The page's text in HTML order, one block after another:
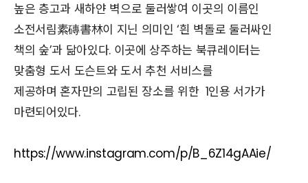
높은 층고과 새하얀 벽으로 둘러쌓여 이곳의 이름인
소전서림素磚書林이 지닌 의미인 ‘흰 벽돌로 둘러싸인
책의 숲’과 닮아있다. 이곳에 상주하는 북큐레이터는
맞춤형 도서 도슨트와 도서 추천 서비스를
제공하며 혼자만의 고립된 장소를 위한 1인용 서가가
마련되어있다.
https://www.instagram.com/p/B_6Z14gAAie/